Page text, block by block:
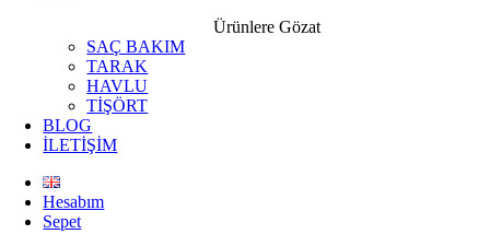
Ürünlere Gözat
SAÇ BAKIM
TARAK
HAVLU
TİŞÖRT
BLOG
İLETİŞİM
Hesabım
Sepet